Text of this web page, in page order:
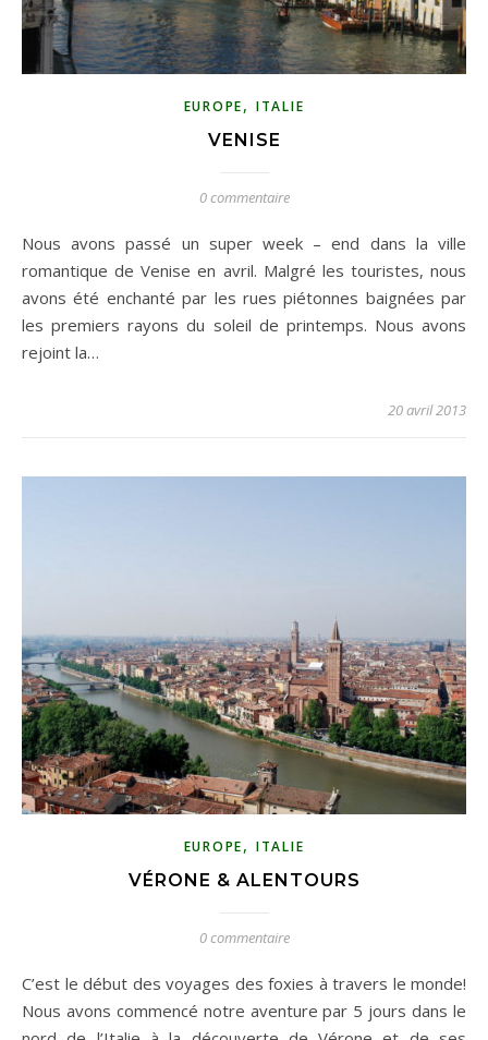
EUROPE, ITALIE
VENISE
0 commentaire
Nous avons passé un super week – end dans la ville
romantique de Venise en avril. Malgré les touristes, nous
avons été enchanté par les rues piétonnes baignées par
les premiers rayons du soleil de printemps. Nous avons
rejoint la…
20 avril 2013
EUROPE, ITALIE
VÉRONE & ALENTOURS
0 commentaire
C’est le début des voyages des foxies à travers le monde!
Nous avons commencé notre aventure par 5 jours dans le